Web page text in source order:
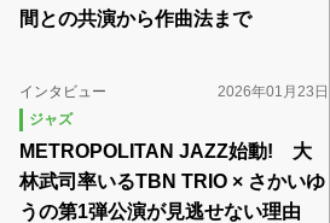
間との共演から作曲法まで
インタビュー
2026年01月23日
ジャズ
METROPOLITAN JAZZ始動! 大
林武司率いるTBN TRIO × さかいゆ
うの第1弾公演が見逃せない理由